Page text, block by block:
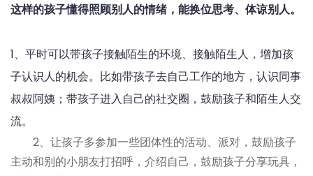
这样的孩子懂得照顾别人的情绪，能换位思考、体谅别人。
1、平时可以带孩子接触陌生的环境、接触陌生人，增加孩
子认识人的机会。比如带孩子去自己工作的地方，认识同事
叔叔阿姨；带孩子进入自己的社交圈，鼓励孩子和陌生人交
流。
2、让孩子多参加一些团体性的活动、派对，鼓励孩子
主动和别的小朋友打招呼，介绍自己，鼓励孩子分享玩具，